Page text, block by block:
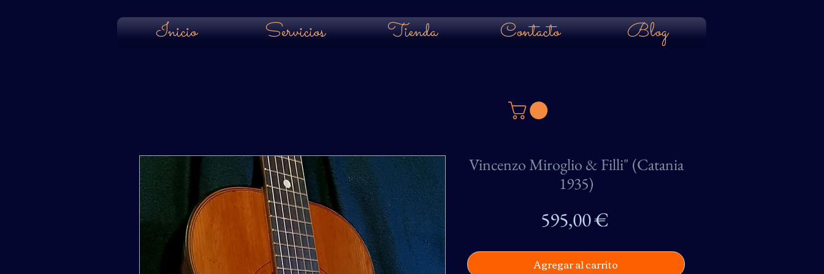
Inicio Servicios Tienda Contacto Blog
Vincenzo Miroglio & Filli" (Catania
1935)
595,00 €Precio
Agregar al carrito